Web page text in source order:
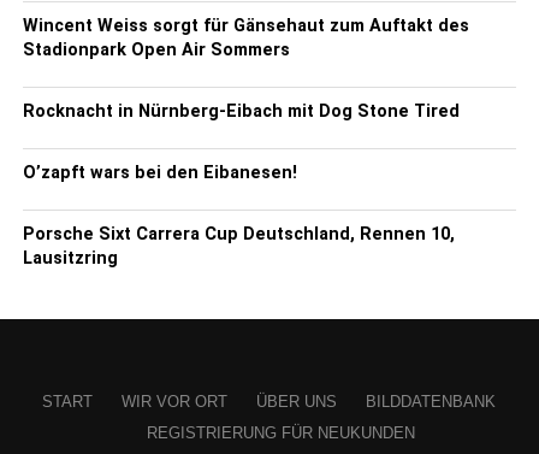
Wincent Weiss sorgt für Gänsehaut zum Auftakt des
Stadionpark Open Air Sommers
Rocknacht in Nürnberg-Eibach mit Dog Stone Tired
O’zapft wars bei den Eibanesen!
Porsche Sixt Carrera Cup Deutschland, Rennen 10,
Lausitzring
START WIR VOR ORT ÜBER UNS
BILDDATENBANK
REGISTRIERUNG FÜR NEUKUNDEN